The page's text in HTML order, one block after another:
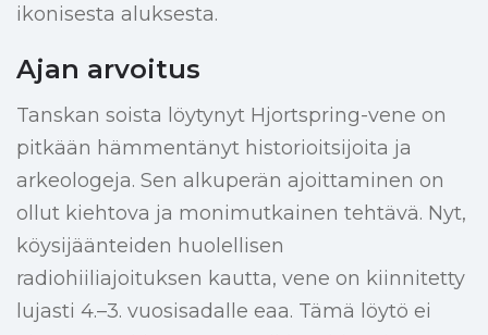
ikonisesta aluksesta.
Ajan arvoitus
Tanskan soista löytynyt Hjortspring-vene on
pitkään hämmentänyt historioitsijoita ja
arkeologeja. Sen alkuperän ajoittaminen on
ollut kiehtova ja monimutkainen tehtävä. Nyt,
köysijäänteiden huolellisen
radiohiiliajoituksen kautta, vene on kiinnitetty
lujasti 4.–3. vuosisadalle eaa. Tämä löytö ei